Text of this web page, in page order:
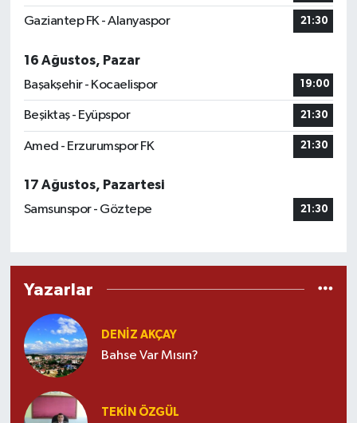
Gaziantep FK - Alanyaspor 21:30
16 Ağustos, Pazar
Başakşehir - Kocaelispor
19:00
Beşiktaş - Eyüpspor 21:30
Amed - Erzurumspor FK 21:30
17 Ağustos, Pazartesi
Samsunspor - Göztepe
21:30
Yazarlar
DENİZ AKÇAY
Bahse Var Mısın?
TEKIN ÖZGÜL